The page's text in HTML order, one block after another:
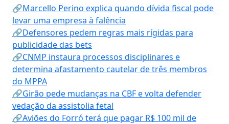
🔗Marcello Perino explica quando dívida fiscal pode
levar uma empresa à falência
🔗Defensores pedem regras mais rígidas para
publicidade das bets
🔗CNMP instaura processos disciplinares e
determina afastamento cautelar de três membros
do MPPA
🔗Girão pede mudanças na CBF e volta defender
vedação da assistolia fetal
🔗Aviões do Forró terá que pagar R$ 100 mil de